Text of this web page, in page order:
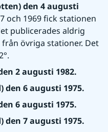
den 4 augusti
och 1969 fick stationen
publicerades aldrig
övriga stationer. Det
2 augusti 1982.
den 6 augusti 1975.
6 augusti 1975.
den 7 augusti 1975.